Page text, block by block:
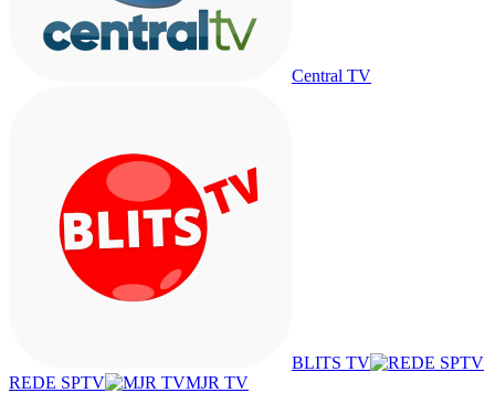
Central TV
BLITS TV
REDE SPTV
MJR TV